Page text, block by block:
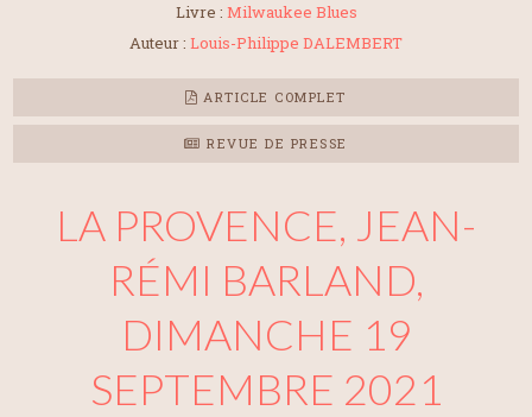
Livre : Milwaukee Blues
Auteur : Louis-Philippe DALEMBERT
ARTICLE COMPLET
REVUE DE PRESSE
LA PROVENCE, JEAN-
RÉMI BARLAND,
DIMANCHE 19
SEPTEMBRE 2021